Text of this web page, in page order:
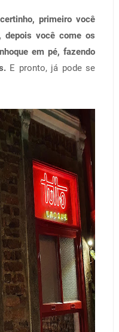
primeiro você
depois você come os
em pé, fazendo
E pronto, já pode se